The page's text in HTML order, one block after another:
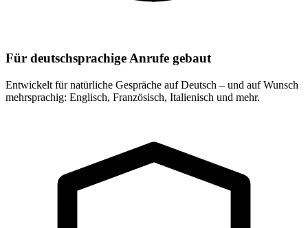
Für deutschsprachige Anrufe gebaut
Entwickelt für natürliche Gespräche auf Deutsch – und auf Wunsch
mehrsprachig: Englisch, Französisch, Italienisch und mehr.